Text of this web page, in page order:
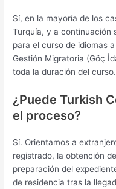
Sí, en la mayoría de los
Turquía, y a continuación
para el curso de idiomas
Gestión Migratoria (Göç
toda la duración del curso.
¿Puede Turkish
el proceso?
Sí. Orientamos a
registrado, la obtención
preparación del
de residencia tras la